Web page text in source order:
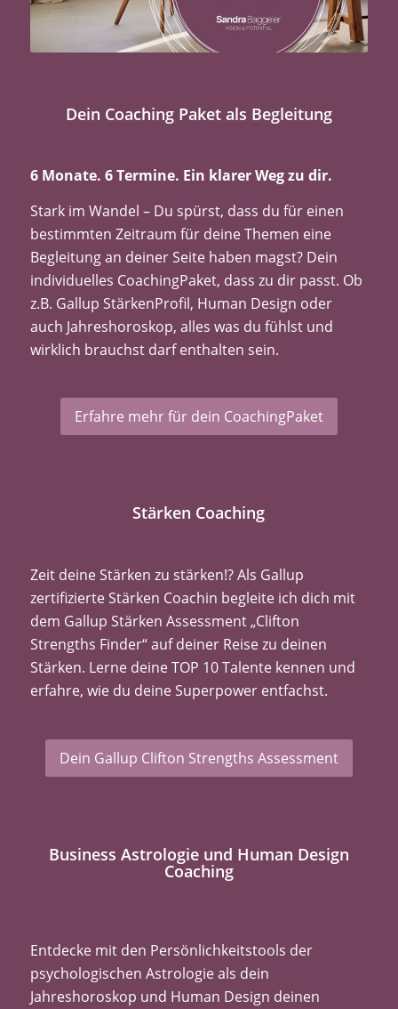
Dein Coaching Paket als Begleitung
6 Monate. 6 Termine. Ein klarer Weg zu dir.
Stark im Wandel – Du spürst, dass du für einen
bestimmten Zeitraum für deine Themen eine
Begleitung an deiner Seite haben magst? Dein
individuelles CoachingPaket, dass zu dir passt. Ob
z.B. Gallup StärkenProfil, Human Design oder
auch Jahreshoroskop, alles was du fühlst und
wirklich brauchst darf enthalten sein.
Erfahre mehr für dein CoachingPaket
Stärken Coaching
Zeit deine Stärken zu stärken!? Als Gallup
zertifizierte Stärken Coachin begleite ich dich mit
dem Gallup Stärken Assessment „Clifton
Strengths Finder“ auf deiner Reise zu deinen
Stärken. Lerne deine TOP 10 Talente kennen und
erfahre, wie du deine Superpower entfachst.
Dein Gallup Clifton Strengths Assessment
Business Astrologie und Human Design
Coaching
Entdecke mit den Persönlichkeitstools der
psychologischen Astrologie als dein
Jahreshoroskop und Human Design deinen